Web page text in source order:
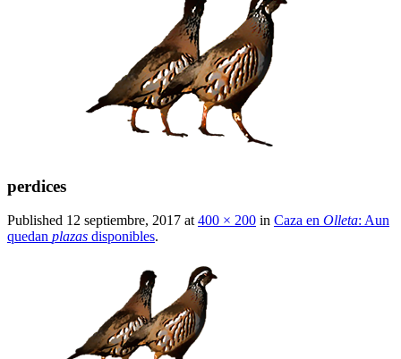
perdices
Published 12 septiembre, 2017 at 400 × 200 in Caza en Olleta: Aun
quedan plazas disponibles.